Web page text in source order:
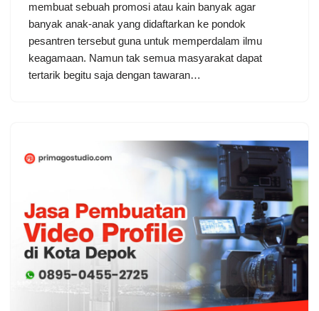
membuat sebuah promosi atau kain banyak agar
banyak anak-anak yang didaftarkan ke pondok
pesantren tersebut guna untuk memperdalam ilmu
keagamaan. Namun tak semua masyarakat dapat
tertarik begitu saja dengan tawaran…